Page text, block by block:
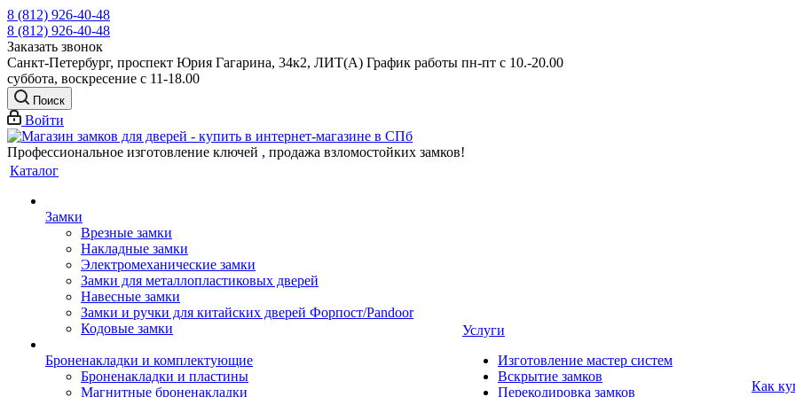
8 (812) 926-40-48
8 (812) 926-40-48
Заказать звонок
Санкт-Петербург, проспект Юрия Гагарина, 34к2, ЛИТ(А) График работы пн-пт с 10.-20.00
суббота, воскресение с 11-18.00
Поиск
Войти
Профессиональное изготовление ключей , продажа взломостойких замков!
Каталог
Замки
Врезные замки
Накладные замки
Электромеханические замки
Замки для металлопластиковых дверей
Навесные замки
Замки и ручки для китайских дверей Форпост/Раndoor
Кодовые замки
Броненакладки и комплектующие
Броненакладки и пластины
Магнитные броненакладки
Услуги
Изготовление мастер систем
Вскрытие замков
Перекодировка замков
Как